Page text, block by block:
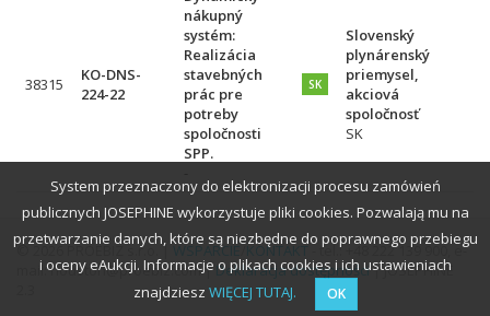
38315
KO-DNS-
224-22
nákupný
systém:
Realizácia
stavebných
prác pre
potreby
spoločnosti
SPP.
SK
Slovenský
plynárenský
priemysel,
akciová
spoločnosť
SK
© 2026 PROEBIZ s.r.o. |WSPARCIE/KONTAKT- tel.: +48 222 139 900, e-
mail: houston@proebiz.com | Deklaracja dostępności| JOSEPHINE
System przeznaczony do elektronizacji procesu zamówień
publicznych JOSEPHINE wykorzystuje pliki cookies. Pozwalają mu na
przetwarzanie danych, które są niezbędne do poprawnego przebiegu
i oceny eAukcji. Informacje o plikach cookies i ich ustawieniach
znajdziesz WIĘCEJ TUTAJ. OK